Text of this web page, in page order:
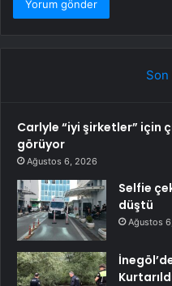
Son
Carlyle “iyi şirketler” için
görüyor
Ağustos 6, 2026
Selfie
düştü
Ağustos